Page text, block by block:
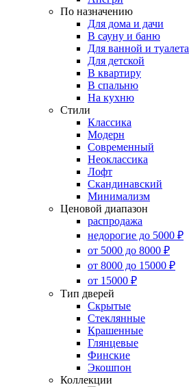
По назначению
Для дома и дачи
В сауну и баню
Для ванной и туалета
Для детской
В квартиру
В спальню
На кухню
Стили
Классика
Модерн
Современный
Неоклассика
Лофт
Скандинавский
Минимализм
Ценовой диапазон
распродажа
недорогие до 5000 ₽
от 5000 до 8000 ₽
от 8000 до 15000 ₽
от 15000 ₽
Тип дверей
Скрытые
Стеклянные
Крашенные
Глянцевые
Финские
Экошпон
Коллекции